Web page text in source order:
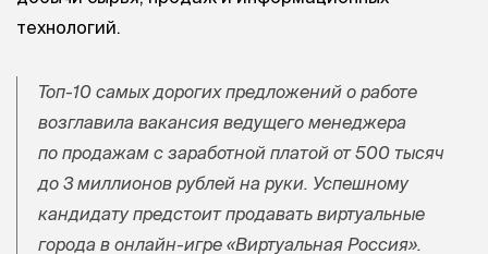
технологий.
Топ-10 самых дорогих предложений о работе
возглавила вакансия ведущего менеджера
по продажам с заработной платой от 500 тысяч
до 3 миллионов рублей на руки. Успешному
кандидату предстоит продавать виртуальные
города в онлайн-игре «Виртуальная Россия».